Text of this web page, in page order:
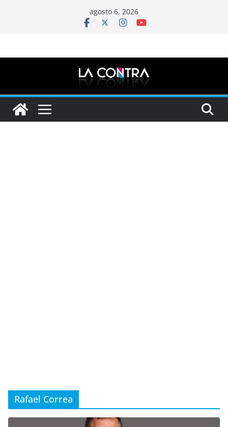
agosto 6, 2026
Rafael Correa